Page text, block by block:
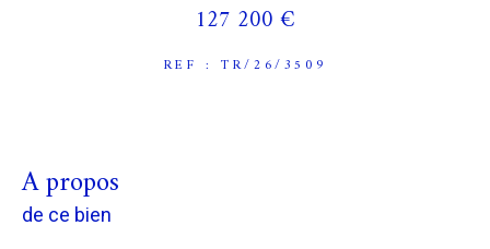
127 200 €
REF : TR/26/3509
a propos
de ce bien